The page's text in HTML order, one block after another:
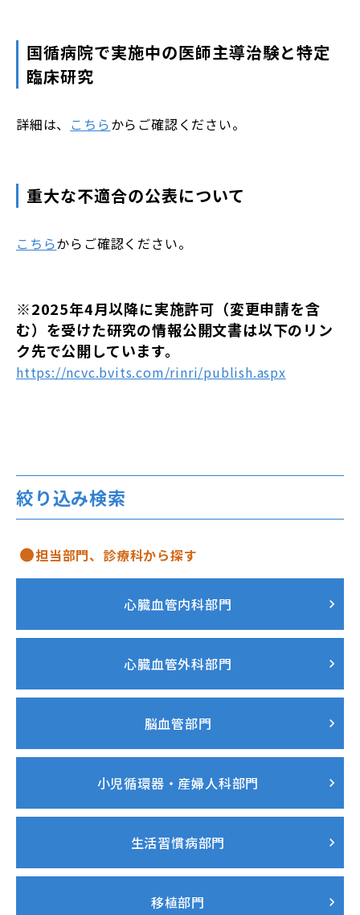
国循病院で実施中の医師主導治験と特定
臨床研究
詳細は、 こちらからご確認ください。
重大な不適合の公表について
こちらからご確認ください。
※2025年4月以降に実施許可（変更申請を含
む）を受けた研究の情報公開文書は以下のリン
ク先で公開しています。
https://ncvc.bvits.com/rinri/publish.aspx
絞り込み検索
担当部門、診療科から探す
心臓血管内科部門
心臓血管外科部門
脳血管部門
小児循環器・産婦人科部門
生活習慣病部門
移植部門